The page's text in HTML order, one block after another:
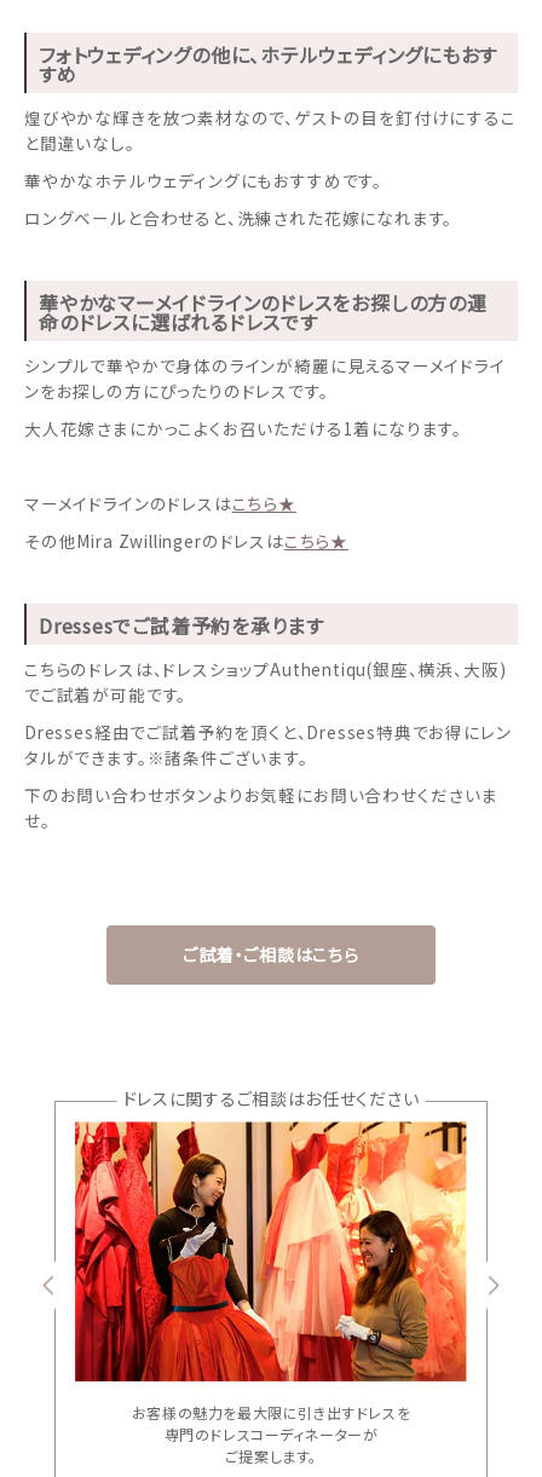
ウェディングマガジン
結婚式場を探す
ドレスブランド
フォトウェディングの他に、ホテルウェディングにもおす
すめ
煌びやかな輝きを放つ素材なので、ゲストの目を釘付けにするこ
と間違いなし。
華やかなホテルウェディングにもおすすめです。
ロングベールと合わせると、洗練された花嫁になれます。
華やかなマーメイドラインのドレスをお探しの方の運
命のドレスに選ばれるドレスです
シンプルで華やかで身体のラインが綺麗に見えるマーメイドライ
ンをお探しの方にぴったりのドレスです。
大人花嫁さまにかっこよくお召いただける1着になります。
マーメイドラインのドレスはこちら★
その他Mira Zwillingerのドレスはこちら★
Dressesでご試着予約を承ります
こちらのドレスは、ドレスショップAuthentiqu(銀座、横浜、大阪)
でご試着が可能です。
Dresses経由でご試着予約を頂くと、Dresses特典でお得にレン
タルができます。※諸条件ございます。
下のお問い合わせボタンよりお気軽にお問い合わせくださいま
せ。
ご試着・ご相談はこちら
ドレスに関するご相談はお任せください
お客様の魅力を最大限に引き出すドレスを
専門のドレスコーディネーターが
ご提案します。